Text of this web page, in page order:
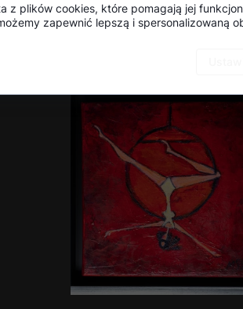
z plików cookies, które pomagają jej
zapewnić lepszą i spersonalizowaną